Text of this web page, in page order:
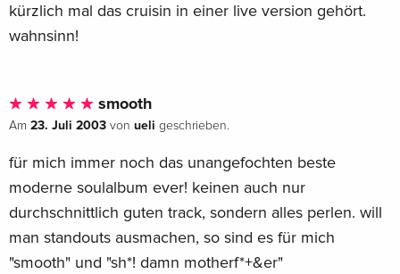
kürzlich mal das cruisin in einer live version gehört.
wahnsinn!
smooth
Am 23. Juli 2003 von ueli geschrieben.
für mich immer noch das unangefochten beste
moderne soulalbum ever! keinen auch nur
durchschnittlich guten track, sondern alles perlen. will
man standouts ausmachen, so sind es für mich
"smooth" und "sh*! damn motherf*+&er"